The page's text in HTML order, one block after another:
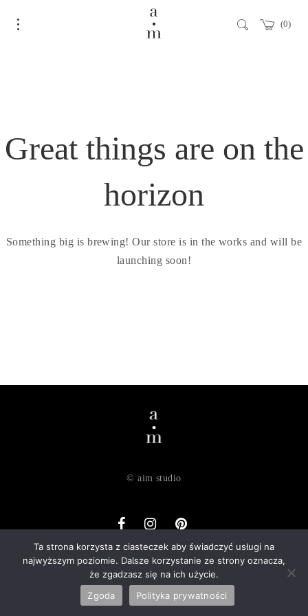
0
Great things are on the
horizon
Something big is brewing! Our store is in the works and will be
launching soon!
Ta strona korzysta z ciasteczek aby świadczyć usługi na
najwyższym poziomie. Dalsze korzystanie ze strony oznacza,
że zgadzasz się na ich użycie.
Zgoda
Polityka prywatności
© aim studio
o nas dostawa zwroty regulamin
polityka prywatności
kontakt